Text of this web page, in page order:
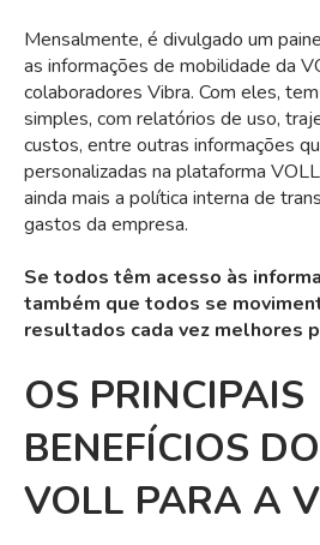
Mensalmente, é divulgado um
as informações de mobilidade da
colaboradores Vibra. Com eles,
simples, com relatórios de uso,
custos, entre outras informações
personalizadas na plataforma
ainda mais a política interna de
gastos da empresa.
Se todos têm acesso às
também que todos se
resultados cada vez melhores
OS PRINCIPAIS
BENEFÍCIOS
VOLL PARA A